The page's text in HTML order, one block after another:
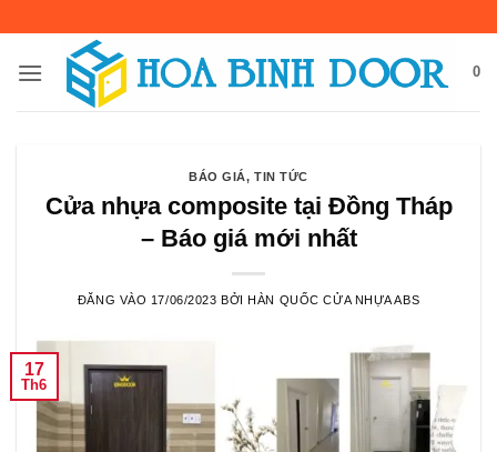
nội
0
BÁO GIÁ,TIN TỨC
Cửa nhựa composite tại Đồng Tháp
– Báo giá mới nhất
ĐĂNG VÀO 17/06/2023 BỞIHÀN QUỐC CỬA NHỰA ABS
17
Th6